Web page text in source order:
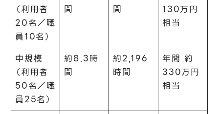
（利用者
20名／職
員10名）
間
間
130万円
相当
中規模
（利用者
50名／職
員25名）
約8.3時
間
約2,196
時間
年間 約
330万円
相当